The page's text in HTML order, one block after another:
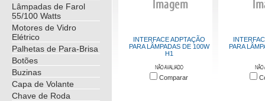
Lâmpadas de Farol
55/100 Watts
Motores de Vidro
Elétrico
Palhetas de Para-Brisa
Botões
Buzinas
Capa de Volante
Chave de Roda
INTERFACE ADPTAÇÃO
PARA LÂMPADAS DE 100W
H1
Comparar
PARA